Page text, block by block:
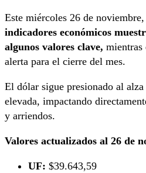
Este miércoles 26 de noviembre,
indicadores económicos
algunos valores clave, mientras
alerta para el cierre del mes.
El dólar sigue presionado al
elevada, impactando
y arriendos.
Valores actualizados al 26 de
UF: $39.643,59